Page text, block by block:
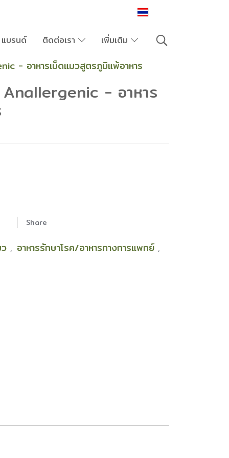
แบรนด์ ติดต่อเรา เพิ่มเติม
- อาหารเม็ดแมวสูตรภูมิแพ้อาหาร
- อาหาร
Share
, อาหารรักษาโรค/อาหารทางการแพทย์ ,